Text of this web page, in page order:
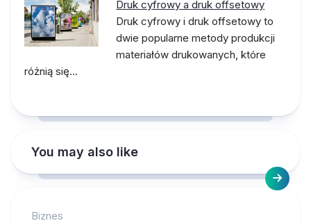
Druk cyfrowy a druk offsetowy
Druk cyfrowy i druk offsetowy to
dwie popularne metody produkcji
materiałów drukowanych, które
różnią się…
You may also like
Biznes